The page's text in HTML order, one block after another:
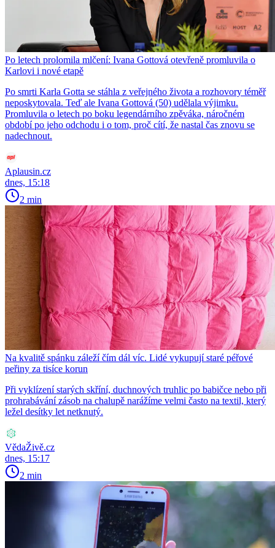
Po letech prolomila mlčení: Ivana Gottová otevřeně promluvila o
Karlovi i nové etapě
Po smrti Karla Gotta se stáhla z veřejného života a rozhovory téměř
neposkytovala. Teď ale Ivana Gottová (50) udělala výjimku.
Promluvila o letech po boku legendárního zpěváka, náročném
období po jeho odchodu i o tom, proč cítí, že nastal čas znovu se
nadechnout.
Aplausin.cz
dnes, 15:18
2 min
Na kvalitě spánku záleží čím dál víc. Lidé vykupují staré péřové
peřiny za tisíce korun
Při vyklízení starých skříní, duchnových truhlic po babičce nebo při
prohrabávání zásob na chalupě narážíme velmi často na textil, který
ležel desítky let netknutý.
VědaŽivě.cz
dnes, 15:17
2 min